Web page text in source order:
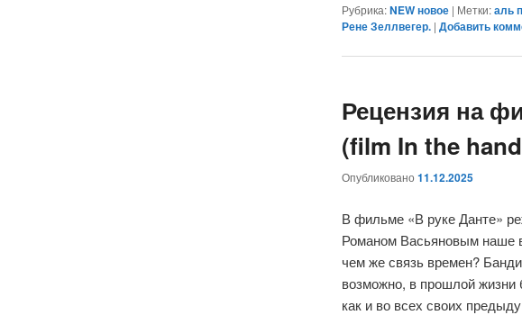
Рубрика: NEW новое | Метки: аль
Рене Зеллвегер. |Добавить
Рецензия на
(film In the
Опубликовано11.12.2025
В фильме «В руке Данте»
Романом Васьяновым наше
чем же связь времен?
возможно, в прошлой
как и во всех своих